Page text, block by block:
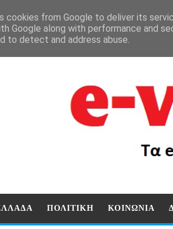
ΠΟΛΙΤΙΚΗ ΚΟΙΝΩΝΙΑ
cookies from Google to deliver its
Google along with performance and
to detect and address abuse.